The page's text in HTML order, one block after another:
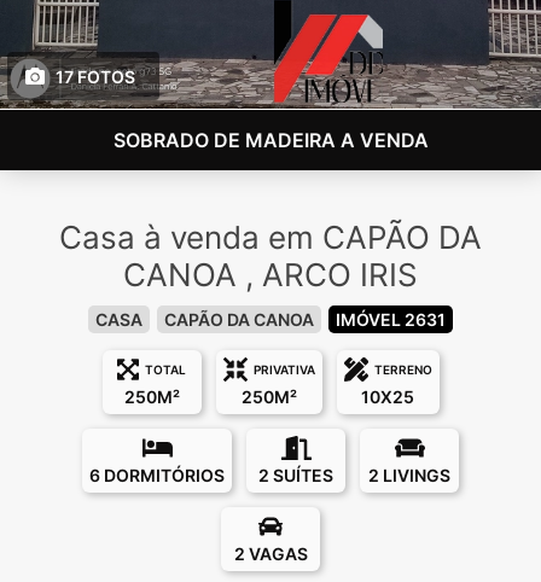
17 FOTOS
SOBRADO DE MADEIRA A VENDA
Casa à venda em CAPÃO DA
CANOA , ARCO IRIS
CASA CAPÃO DA CANOA IMÓVEL 2631
TOTAL
250M²
PRIVATIVA
250M²
TERRENO
10X25
6 DORMITÓRIOS 2 SUÍTES 2 LIVINGS
2 VAGAS